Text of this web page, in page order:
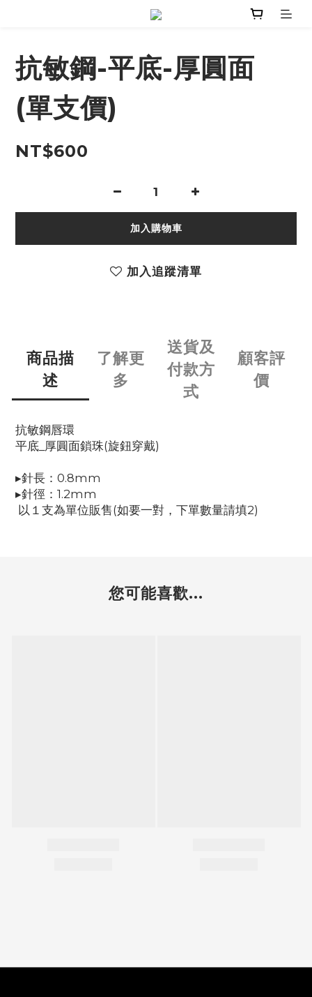
抗敏鋼-平底-厚圓面
(單支價)
NT$600
加入購物車
加入追蹤清單
商品描
述
了解更
多
送貨及
付款方
式
顧客評
價
抗敏鋼唇環
平底_厚圓面鎖珠(旋鈕穿戴)
▸針長：0.8mm
▸針徑：1.2mm
以１支為單位販售(如要一對，下單數量請填2)
您可能喜歡...